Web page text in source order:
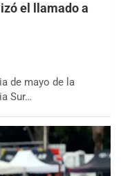
el llamado a
de mayo de la
Sur…